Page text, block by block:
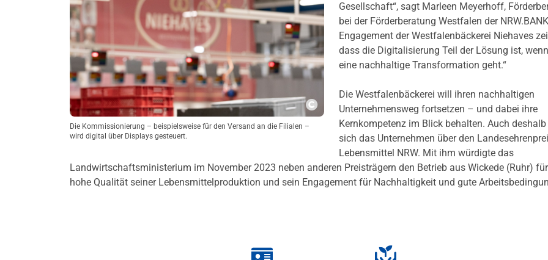
Copyright
Die Kommissionierung – beispielsweise für den Versand an die Filialen –
wird digital über Displays gesteuert.
Gesellschaft“, sagt Marleen Meyerhoff,
bei der Förderberatung Westfalen der
Engagement der Westfalenbäckerei Niehaves
dass die Digitalisierung Teil der Lösung ist,
eine nachhaltige Transformation geht.“
Die Westfalenbäckerei will ihren nachhaltigen
Unternehmensweg fortsetzen – und dabei ihre
Kernkompetenz im Blick behalten. Auch
sich das Unternehmen über den
Lebensmittel NRW. Mit ihm würdigte das
Landwirtschaftsministerium im November 2023 neben anderen Preisträgern den Betrieb aus Wickede (Ruhr)
hohe Qualität seiner Lebensmittelproduktion und sein Engagement für Nachhaltigkeit und gute